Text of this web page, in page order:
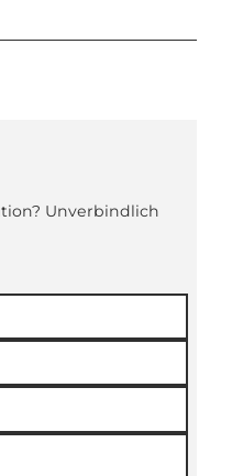
Unverbindlich